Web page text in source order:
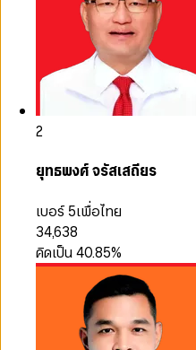
2
ยุทธพงศ์ จรัสเสถียร
เบอร์ 5เพื่อไทย
34,638
คิดเป็น40.85%